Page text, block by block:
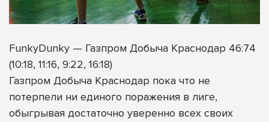
FunkyDunky — Газпром Добыча Краснодар 46:74
(10:18, 11:16, 9:22, 16:18)
Газпром Добыча Краснодар пока что не
потерпели ни единого поражения в лиге,
обыгрывая достаточно уверенно всех своих